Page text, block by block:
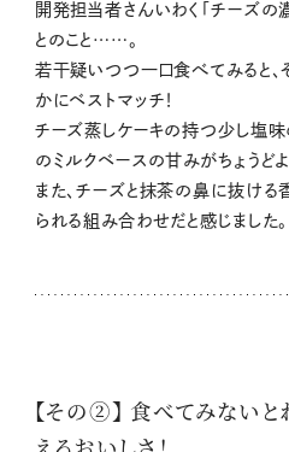
開発担当者さんいわく「チーズの
とのこと……。
若干疑いつつ一口食べてみると
かにベストマッチ！
チーズ蒸しケーキの持つ少し塩
のミルクベースの甘みがちょうど
また、チーズと抹茶の鼻に抜ける
られる組み合わせだと感じました。
【その②】 食べてみないと